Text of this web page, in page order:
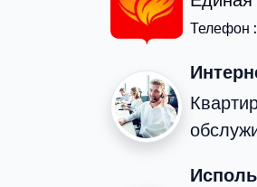
Телефон :